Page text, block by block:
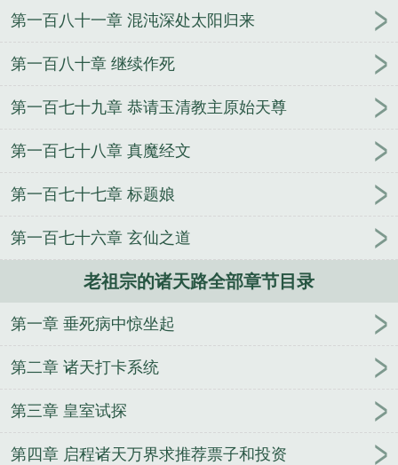
诸天路TXT 老祖宗在天有灵天籁网
老
老祖宗的诸天之路
老祖宗在天有灵免费阅读全文顶
点
老祖宗在天有灵全文免费阅读
龙岛上的男妈妈
我的丹田有黑洞
汉宫春 忽而至夏 如梦令
漫威世
界的萌王 原来我该成仙呀
杜昇的
次元 此时，秦始皇带着他的星河舰队悄悄路过
马甲
上融合 万人嫌和隐婚竹马上恋综后
快穿女配：反派
第一百八十一章 混沌深处太阳归来
第一百八十章 继续作死
第一百七十九章 恭请玉清教主原始天尊
第一百七十八章 真魔经文
第一百七十七章 标题娘
第一百七十六章 玄仙之道
老祖宗的诸天路全部章节目录
第一章 垂死病中惊坐起
第二章 诸天打卡系统
第三章 皇室试探
第四章 启程诸天万界求推荐票子和投资